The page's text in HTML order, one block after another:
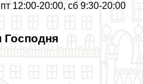
12:00-20:00, сб 9:30-20:00
Господня